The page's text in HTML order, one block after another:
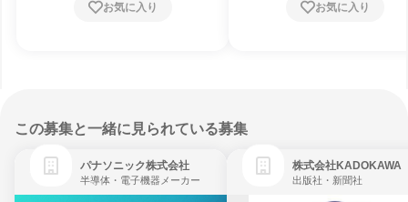
お気に入り お気に入り
この募集と一緒に見られている募集
パナソニック株式会社
半導体・電子機器メーカー
株式会社KADOKAWA
出版社・新聞社